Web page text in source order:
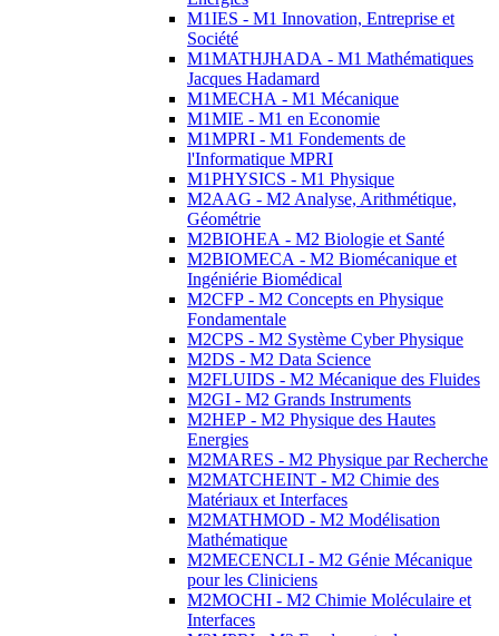
M1IES - M1 Innovation, Entreprise et
Société
M1MATHJHADA - M1 Mathématiques
Jacques Hadamard
M1MECHA - M1 Mécanique
M1MIE - M1 en Economie
M1MPRI - M1 Fondements de
l'Informatique MPRI
M1PHYSICS - M1 Physique
M2AAG - M2 Analyse, Arithmétique,
Géométrie
M2BIOHEA - M2 Biologie et Santé
M2BIOMECA - M2 Biomécanique et
Ingéniérie Biomédical
M2CFP - M2 Concepts en Physique
Fondamentale
M2CPS - M2 Système Cyber Physique
M2DS - M2 Data Science
M2FLUIDS - M2 Mécanique des Fluides
M2GI - M2 Grands Instruments
M2HEP - M2 Physique des Hautes
Energies
M2MARES - M2 Physique par Recherche
M2MATCHEINT - M2 Chimie des
Matériaux et Interfaces
M2MATHMOD - M2 Modélisation
Mathématique
M2MECENCLI - M2 Génie Mécanique
pour les Cliniciens
M2MOCHI - M2 Chimie Moléculaire et
Interfaces